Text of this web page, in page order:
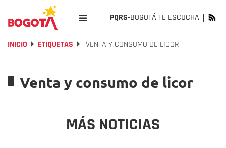
PQRS-BOGOTÁ TE ESCUCHA
INICIO ETIQUETAS VENTA Y CONSUMO DE LICOR
Venta y consumo de licor
MÁS NOTICIAS